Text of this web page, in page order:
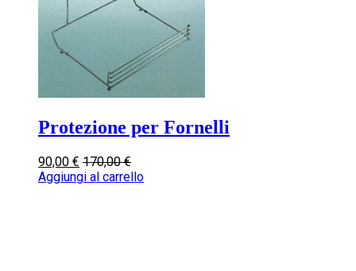
Protezione per Fornelli
90,00 € 170,00€
Aggiungi al carrello